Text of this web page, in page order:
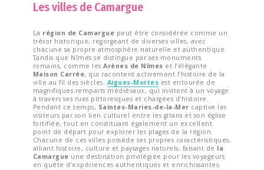
Les villes de Camargue
La région de Camargue peut être considérée comme un
trésor historique, regorgeant de diverses villes, avec
chacune sa propre atmosphère naturelle et authentique.
Tandis que Nîmes se distingue par ses monuments
romains, comme lesArènes de Nîmes et l’élégante
Maison Carrée, qui racontent activement l’histoire de la
ville au fil des siècles. Aigues-Mortes est entourée de
magnifiques remparts médiévaux, qui invitent à un voyage
à travers ses rues pittoresques et chargées d’histoire.
Pendant ce temps, Saintes-Maries-de-la-Mer captive les
visiteurs par son lien culturel entre les gitans et son église
fortifiée, tout en constituant également un excellent
point de départ pour explorer les plages de la région.
Chacune de ces villes possède ses propres caractéristiques,
alliant histoire, culture et paysages naturels, faisant de la
Camargue une destination privilégiée pour les voyageurs
en quête d’expériences authentiques et enrichissantes.